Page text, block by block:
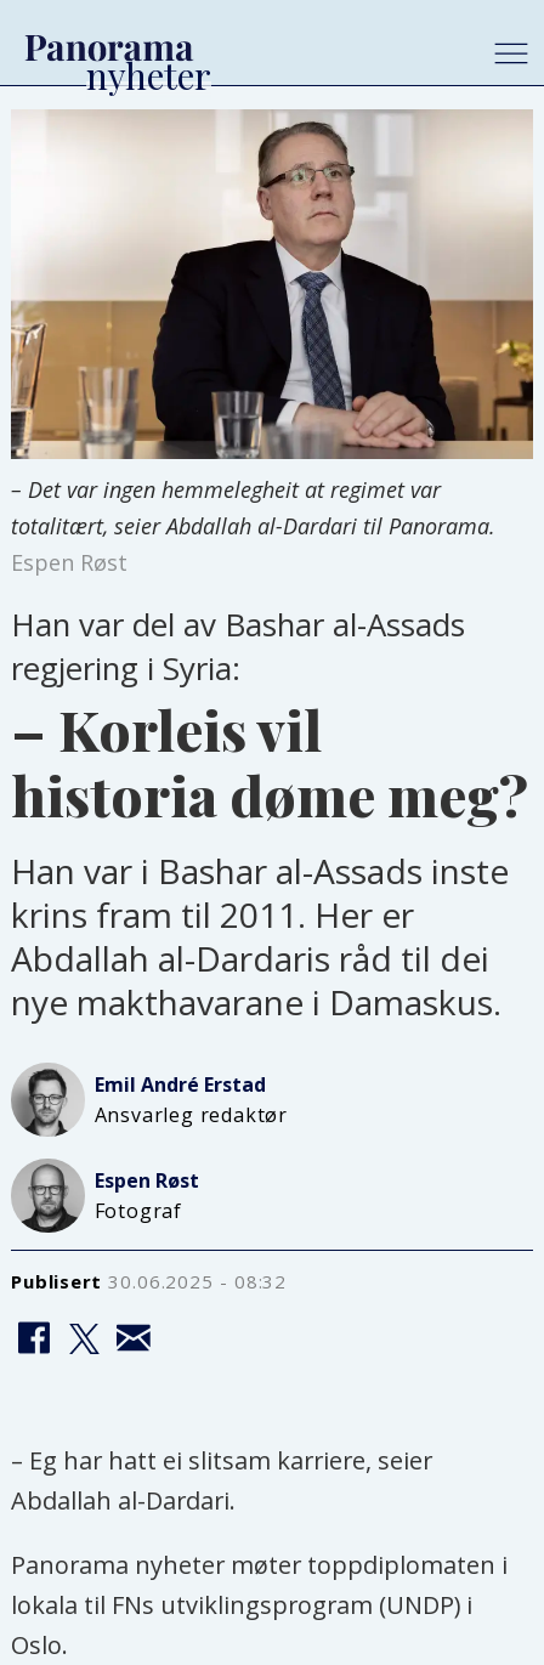
– Det var ingen hemmelegheit at regimet var
totalitært, seier Abdallah al-Dardari til Panorama.
Espen Røst
Han var del av Bashar al-Assads
regjering i Syria:
– Korleis vil
historia døme meg?
Han var i Bashar al-Assads inste
krins fram til 2011. Her er
Abdallah al-Dardaris råd til dei
nye makthavarane i Damaskus.
Emil André Erstad
Ansvarleg redaktør
Espen Røst
Fotograf
Publisert 30.06.2025 - 08:32
– Eg har hatt ei slitsam karriere, seier
Abdallah al-Dardari.
Panorama nyheter møter toppdiplomaten i
lokala til FNs utviklingsprogram (UNDP) i
Oslo.